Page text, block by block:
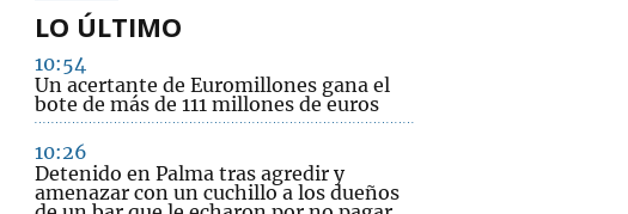
LO ÚLTIMO
10:54
Un acertante de Euromillones gana el
bote de más de 111 millones de euros
10:26
Detenido en Palma tras agredir y
amenazar con un cuchillo a los dueños